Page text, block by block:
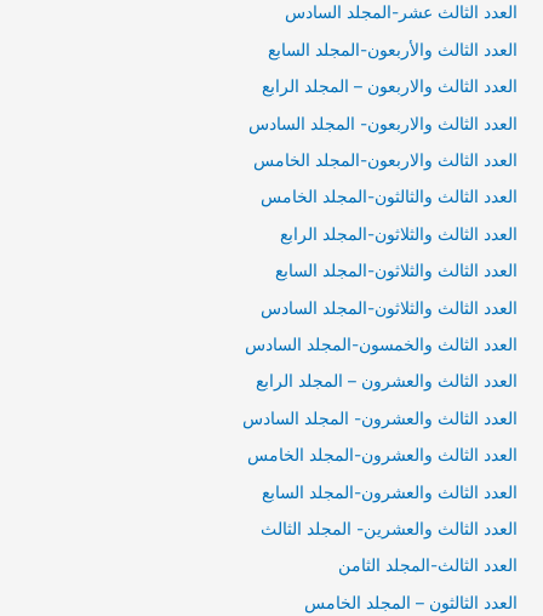
العدد الثالث عشر-المجلد السادس
العدد الثالث والأربعون-المجلد السابع
العدد الثالث والاربعون – المجلد الرابع
العدد الثالث والاربعون- المجلد السادس
العدد الثالث والاربعون-المجلد الخامس
العدد الثالث والثالثون-المجلد الخامس
العدد الثالث والثلاثون-المجلد الرابع
العدد الثالث والثلاثون-المجلد السابع
العدد الثالث والثلاثون-المجلد السادس
العدد الثالث والخمسون-المجلد السادس
العدد الثالث والعشرون – المجلد الرابع
العدد الثالث والعشرون- المجلد السادس
العدد الثالث والعشرون-المجلد الخامس
العدد الثالث والعشرون-المجلد السابع
العدد الثالث والعشرين- المجلد الثالث
العدد الثالث-المجلد الثامن
العدد الثالثون – المجلد الخامس